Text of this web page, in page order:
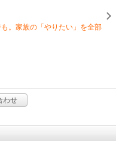
。家族の「やりたい」を全部
わせ